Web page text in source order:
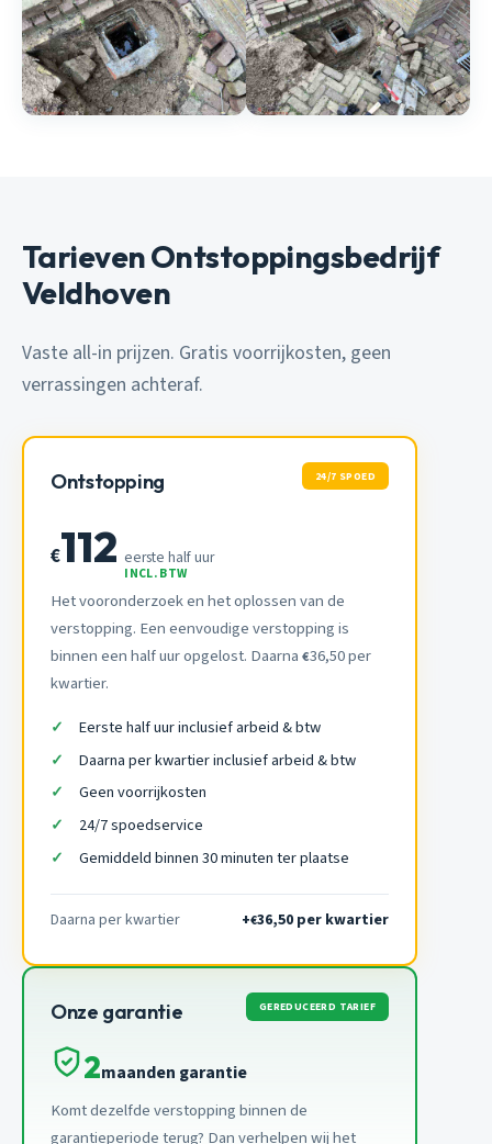
Tarieven Ontstoppingsbedrijf
Veldhoven
Vaste all-in prijzen. Gratis voorrijkosten, geen
verrassingen achteraf.
Ontstopping 24/7 SPOED
€112 eerste half uur
INCL. BTW
Het vooronderzoek en het oplossen van de
verstopping. Een eenvoudige verstopping is
binnen een half uur opgelost. Daarna €36,50 per
kwartier.
Eerste half uur inclusief arbeid & btw
Daarna per kwartier inclusief arbeid & btw
Geen voorrijkosten
24/7 spoedservice
Gemiddeld binnen 30 minuten ter plaatse
Daarna per kwartier +€36,50 per kwartier
Onze garantie GEREDUCEERD TARIEF
2maanden garantie
Komt dezelfde verstopping binnen de
garantieperiode terug? Dan verhelpen wij het